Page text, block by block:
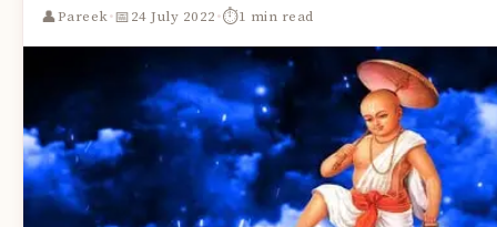
👤Pareek·📅24 July 2022·⏱1 min read